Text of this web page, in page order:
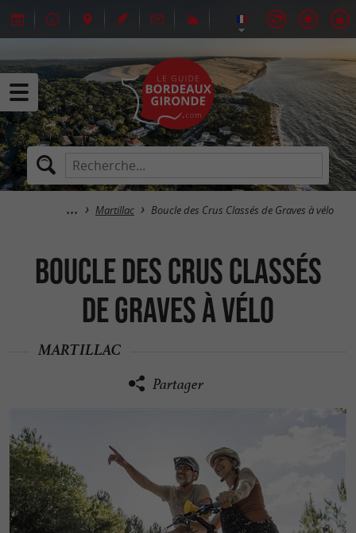
Martillac Boucle des Crus Classés de Graves à vélo
Boucle des Crus Classés
de Graves à vélo
MARTILLAC
Partager